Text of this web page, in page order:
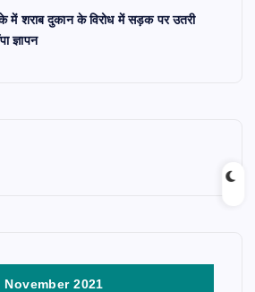
में शराब दुकान के विरोध में सड़क पर उतरी
ज्ञापन
November 2021